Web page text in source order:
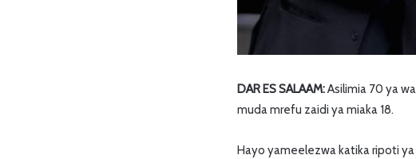
DAR ES SALAAM:Asilimia 70 ya
muda mrefu zaidi ya miaka 18.
Hayo yameelezwa katika ripoti ya